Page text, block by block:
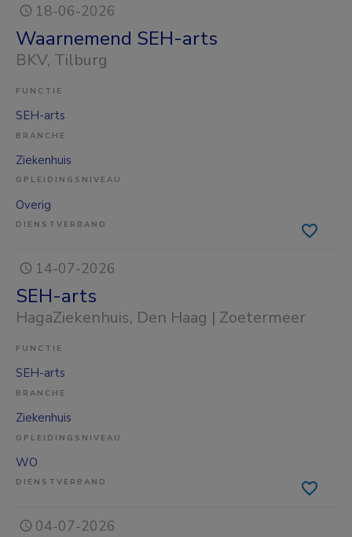
18-06-2026
Waarnemend SEH-arts
BKV, Tilburg
FUNCTIE
SEH-arts
BRANCHE
Ziekenhuis
OPLEIDINGSNIVEAU
Overig
DIENSTVERBAND
14-07-2026
SEH-arts
HagaZiekenhuis, Den Haag | Zoetermeer
FUNCTIE
SEH-arts
BRANCHE
Ziekenhuis
OPLEIDINGSNIVEAU
WO
DIENSTVERBAND
04-07-2026